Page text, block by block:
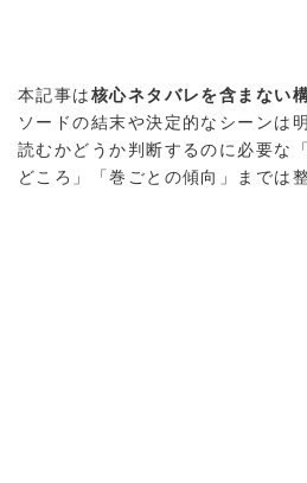
本記事は核心ネタバレを含まない
ソードの結末や決定的なシーンは
読むかどうか判断するのに必要な
どころ」「巻ごとの傾向」までは